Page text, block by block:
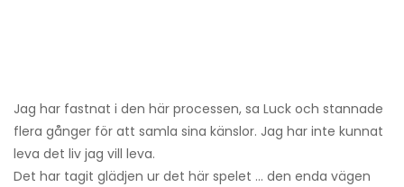
Jag har fastnat i den här processen, sa Luck och stannade
flera gånger för att samla sina känslor. Jag har inte kunnat
leva det liv jag vill leva.
Det har tagit glädjen ur det här spelet ... den enda vägen